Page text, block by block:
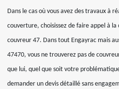
Dans le cas où vous avez des travaux à
couverture, choisissez de faire appel à
couvreur 47. Dans tout Engayrac mais
47470, vous ne trouverez pas de
que lui, quel que soit votre
demander un devis détaillé sans